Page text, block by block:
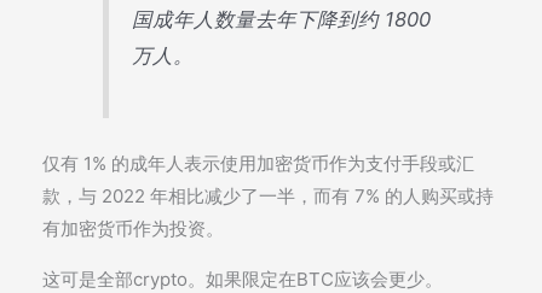
国成年人数量去年下降到约 1800
万人。
仅有 1% 的成年人表示使用加密货币作为支付手段或汇
款，与 2022 年相比减少了一半，而有 7% 的人购买或持
有加密货币作为投资。
这可是全部crypto。如果限定在BTC应该会更少。